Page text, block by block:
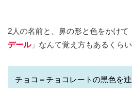
2人の名前と、鼻の形と色をかけて
デール」なんて覚え方もあるくら
チョコ＝チョコレートの黒色を